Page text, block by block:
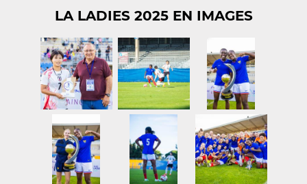
LA LADIES 2025 EN IMAGES